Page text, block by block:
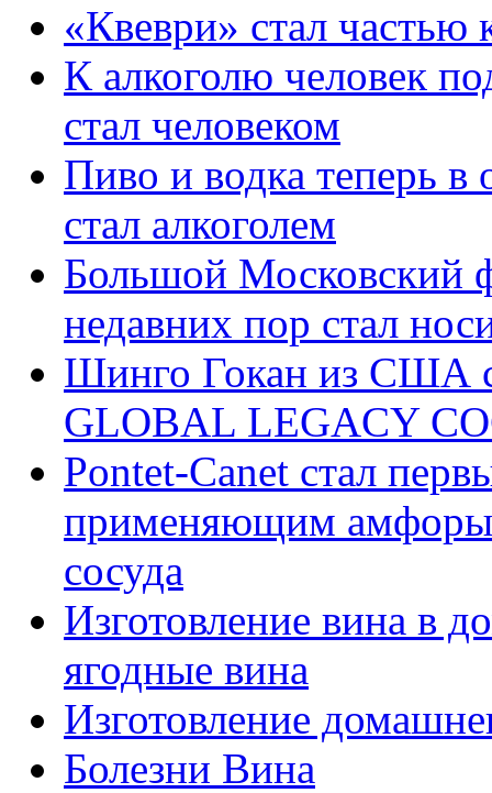
«Квеври» стал частью
К алкоголю человек
стал человеком
Пиво и водка теперь
стал алкоголем
Большой Московский
недавних пор стал
Шинго Гокан из США
GLOBAL LEGACY
Pontet-Canet стал
применяющим амфоры
сосуда
Изготовление вина в
ягодные вина
Изготовление
Болезни Вина